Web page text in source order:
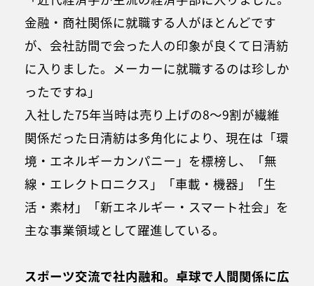
金融・商社関係に就職する人がほとんどです
が、会社訪間で会った人の印象が良くて日清紡
に入りました。メーカーに就職するのは珍しか
ったですね」
入社した75年当時は売り上げの8～9割が繊維
関係だった日清紡は多角化により、現在は「環
境・エネルギーカンパニー」を標榜し、「無
線・エレクトロニクス」「車載・機器」「生
活・素材」「新エネルギー・スマート社会」を
主な事業領域として躍進している。
スポーツ交流で社内融和。卓球で人間関係に広